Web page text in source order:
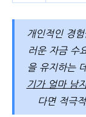
개인적인 경
러운 자금 수
을 유지하는
기가 얼마 남
다면 적극